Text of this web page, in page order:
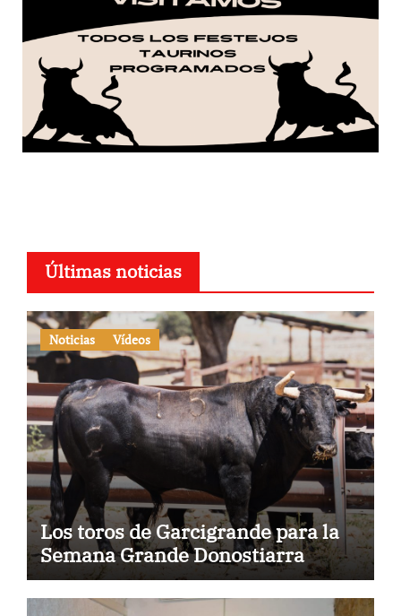
Últimas noticias
Noticias Vídeos
Los toros de Garcigrande para la
Semana Grande Donostiarra